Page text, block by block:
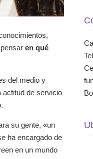
pensaren qué
del medio y
actitud de servicio
su gente, «un
ha encargado de
en un mundo